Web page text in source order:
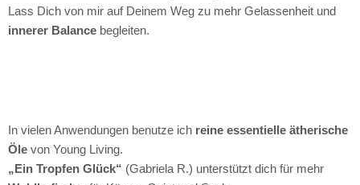
Lass Dich von mir auf Deinem Weg zu mehr Gelassenheit und
innerer Balance begleiten.
In vielen Anwendungen benutze ich reine essentielle ätherische
Öle von Young Living.
„Ein Tropfen Glück“ (Gabriela R.) unterstützt dich für mehr